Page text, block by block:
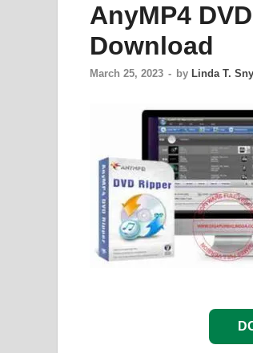
AnyMP4
Download
March 25, 2023 - by Linda T.